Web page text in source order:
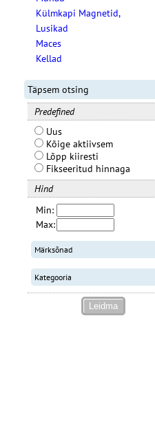
Külmkapi Magnetid,
Lusikad
Maces
Kellad
Täpsem otsing
Predefined
Uus
Kõige aktiivsem
Lõpp kiiresti
Fikseeritud hinnaga
Hind
Min:
Max:
Märksõnad
Kategooria